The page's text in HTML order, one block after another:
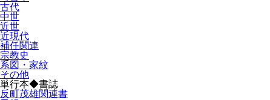
古代
中世
近世
近現代
補任関連
宗教史
系図・家紋
その他
単行本◆書誌
反町茂雄関連書